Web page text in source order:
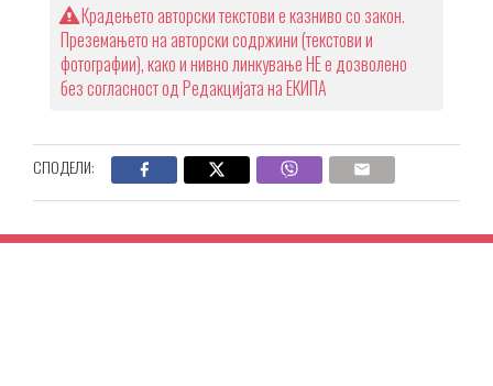
Крадењето авторски текстови е казниво со закон.
Преземањето на авторски содржини (текстови и
фотографии), како и нивно линкување НЕ е дозволено
без согласност од Редакцијата на ЕКИПА
СПОДЕЛИ: